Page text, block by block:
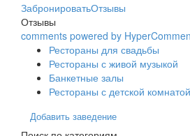
ЗабронироватьОтзывы
Отзывы
comments powered by
Рестораны для свадьбы
Рестораны с живой музыкой
Банкетные залы
Рестораны с детской комнатой
Добавить заведение